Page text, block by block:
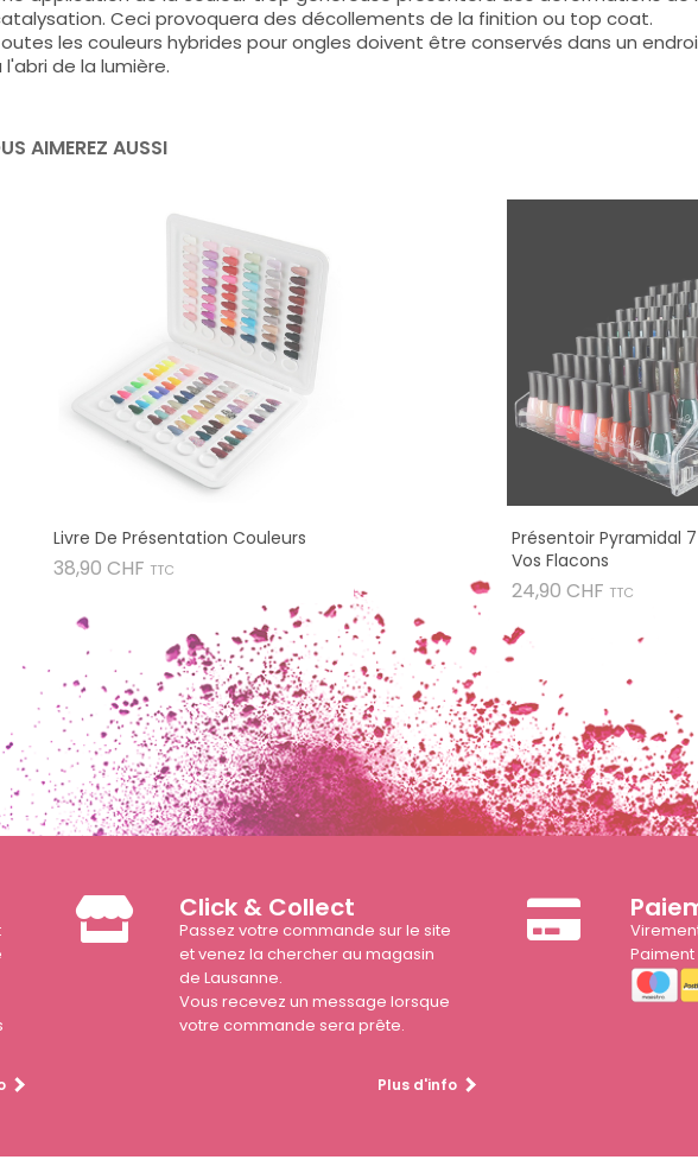
Ceci provoquera des décollements de la finition ou top coat.
les couleurs hybrides pour ongles doivent être conservés dans un
l'abri de la lumière.
AIMEREZ AUSSI
Livre De Présentation Couleurs
38,90 CHF Prix
TTC
Présentoir Pyramidal
Vos Flacons
24,90 CHF Prix
TTC
Click & Collect
Passez votre commande sur le site
et venez la chercher au magasin
de Lausanne.
Vous recevez un message lorsque
votre commande sera prête.
Plus d'info